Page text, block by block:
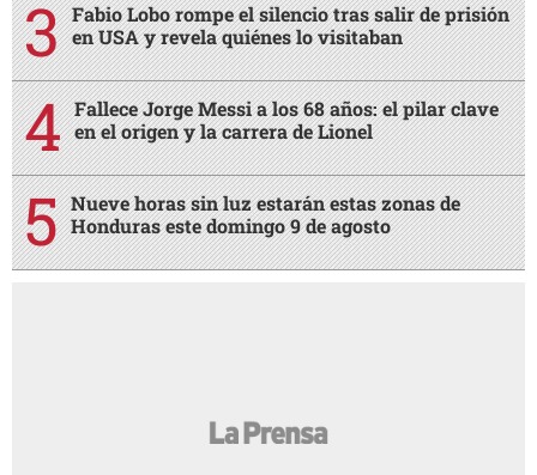
Fabio Lobo rompe el silencio tras salir de prisión
en USA y revela quiénes lo visitaban
Fallece Jorge Messi a los 68 años: el pilar clave
en el origen y la carrera de Lionel
Nueve horas sin luz estarán estas zonas de
Honduras este domingo 9 de agosto